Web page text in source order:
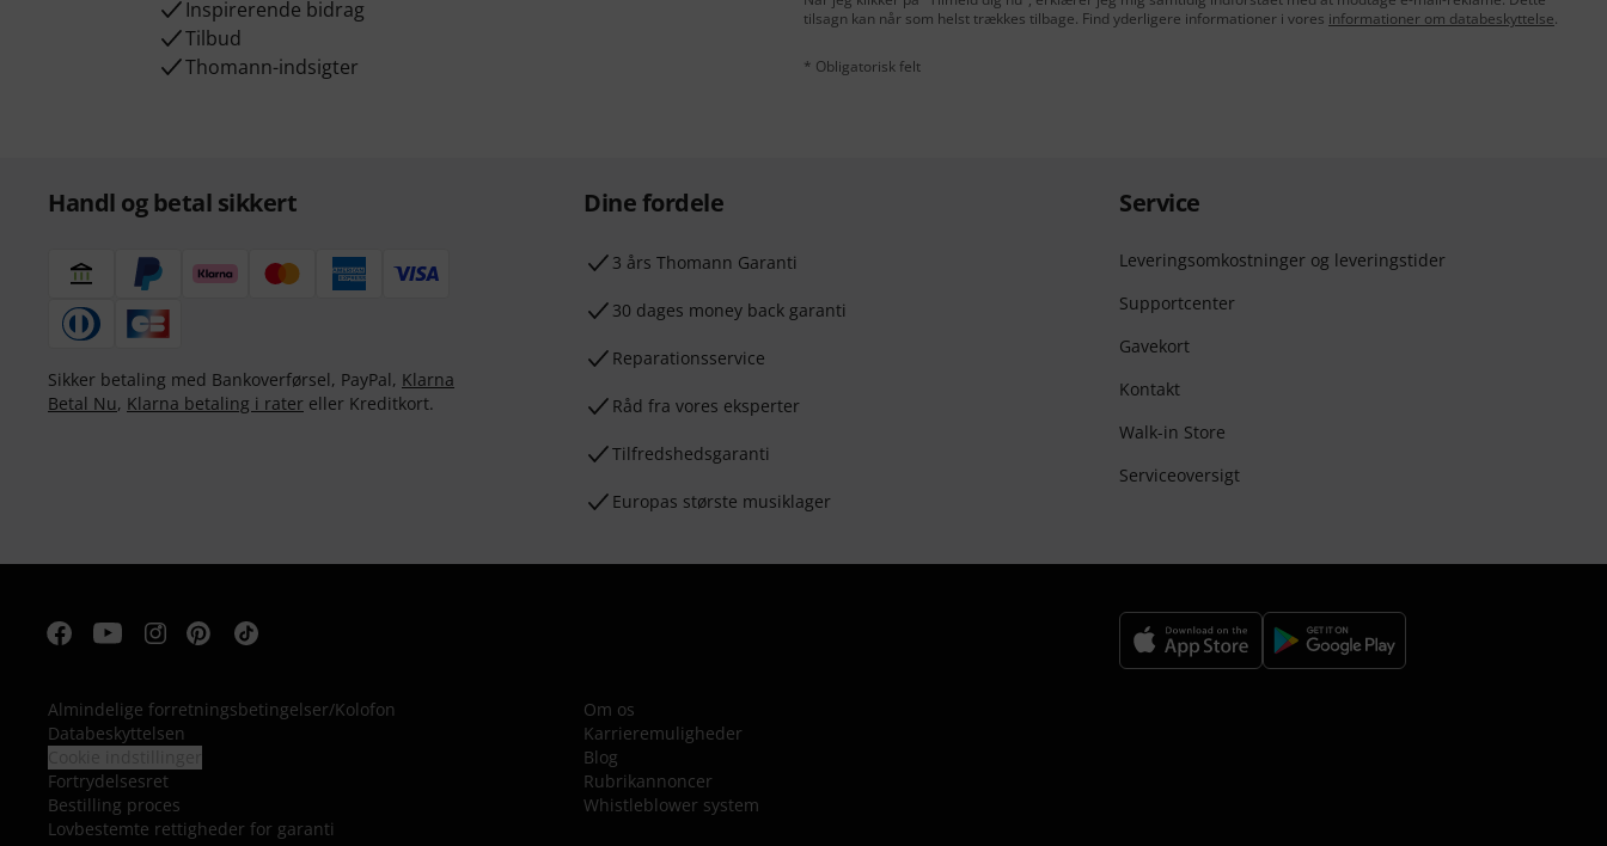
Inspirerende bidrag
Tilbud
Thomann-indsigter
tilsagn kan når som helst trækkes tilbage. Find yderligere informationer i vores informationer om databeskyttelse.
* Obligatorisk felt
Handl og betal sikkert
Sikker betaling med Bankoverførsel, PayPal, Klarna
Betal Nu, Klarna betaling i rater eller Kreditkort.
Dine fordele
3 års Thomann Garanti
30 dages money back garanti
Reparationsservice
Råd fra vores eksperter
Tilfredshedsgaranti
Europas største musiklager
Service
Leveringsomkostninger og leveringstider
Supportcenter
Gavekort
Kontakt
Walk-in Store
Serviceoversigt
Almindelige forretningsbetingelser/Kolofon
Databeskyttelsen
Fortrydelsesret
Bestilling proces
Lovbestemte rettigheder for garanti
Om os
Karrieremuligheder
Blog
Rubrikannoncer
Whistleblower system